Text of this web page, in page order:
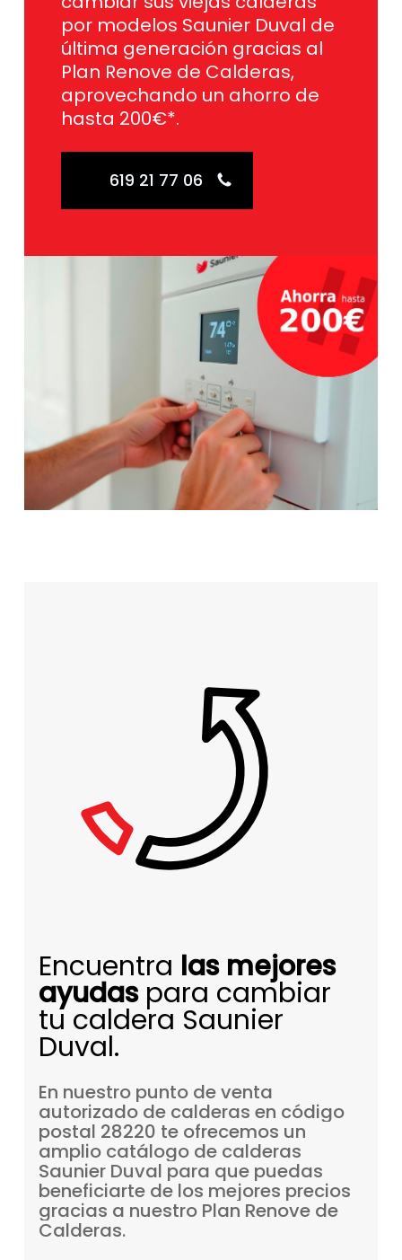
por modelos Saunier Duval de
última generación gracias al
Plan Renove de Calderas,
aprovechando un ahorro de
hasta 200€*.
619 21 77 06
Encuentra las mejores
ayudaspara cambiar
tu caldera Saunier
Duval.
En nuestro punto deventa
autorizado de calderas en código
postal 28220 te ofrecemos un
amplio catálogo de calderas
Saunier Duval para que puedas
beneficiarte de los mejores precios
gracias a nuestro Plan Renove de
Calderas.